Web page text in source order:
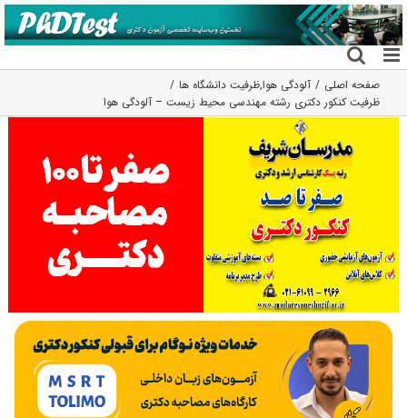
رفتن
به
محتوا
صفحه اصلی آلودگی هوا,ظرفیت دانشگاه ها
ظرفیت کنکور دکتری رشته مهندسی محیط زیست – آلودگی هوا